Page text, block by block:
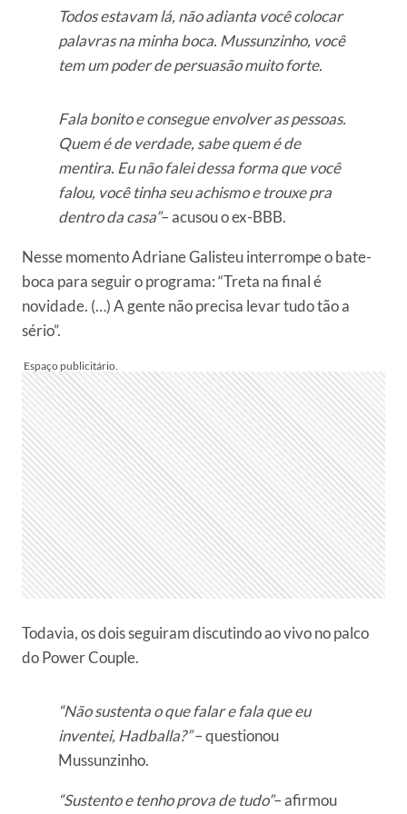
Todos estavam lá, não adianta você colocar
palavras na minha boca. Mussunzinho, você
tem um poder de persuasão muito forte.
Fala bonito e consegue envolver as pessoas.
Quem é de verdade, sabe quem é de
mentira. Eu não falei dessa forma que você
falou, você tinha seu achismo e trouxe pra
dentro da casa”– acusou o ex-BBB.
Nesse momento Adriane Galisteu interrompe o bate-
boca para seguir o programa: “Treta na final é
novidade. (…) A gente não precisa levar tudo tão a
sério”.
Todavia, os dois seguiram discutindo ao vivo no palco
do Power Couple.
“Não sustenta o que falar e fala que eu
inventei, Hadballa?”– questionou
Mussunzinho.
“Sustento e tenho prova de tudo”– afirmou